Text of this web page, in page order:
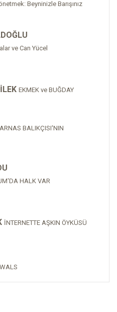
Beyninizle Barışınız
ve Can Yücel
EKMEK ve BUĞDAY
BALIKÇISI'NIN
HALK VAR
İNTERNETTE AŞKIN ÖYKÜSÜ
WALS